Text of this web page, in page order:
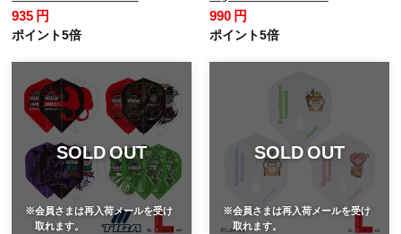
935 円
ポイント5倍
990 円
ポイント5倍
SOLD OUT
※会員さまは再入荷メールを受け
取れます。
SOLD OUT
※会員さまは再入荷メールを受け
取れます。